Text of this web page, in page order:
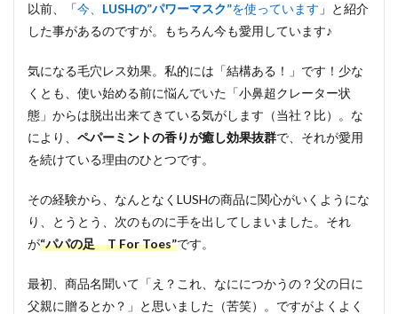
以前、「今、 LUSHの”パワーマスク”を使っています 」と紹介
した事があるのですが。もちろん今も愛用しています♪
気になる毛穴レス効果。私的には「結構ある！」です！少な
くとも、使い始める前に悩んでいた「小鼻超クレーター状
態」からは脱出出来てきている気がします（当社？比）。な
により、 ペパーミントの香りが癒し効果抜群で、それが愛用
を続けている理由のひとつです。
その経験から、なんとなくLUSHの商品に関心がいくようにな
り、とうとう、次のものに手を出してしまいました。それ
が“パパの足 T For Toes”です。
最初、商品名聞いて「え？これ、なににつかうの？父の日に
父親に贈るとか？」と思いました（苦笑）。ですがよくよく